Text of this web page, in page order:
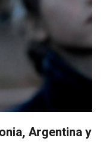
Argentina y